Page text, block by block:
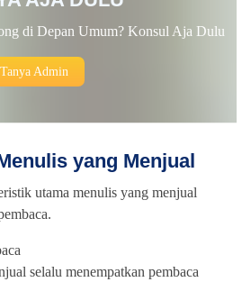
di Depan Umum? Konsul Aja Dulu
Tanya Admin
yang Menjual
utama menulis yang menjual
selalu menempatkan pembaca